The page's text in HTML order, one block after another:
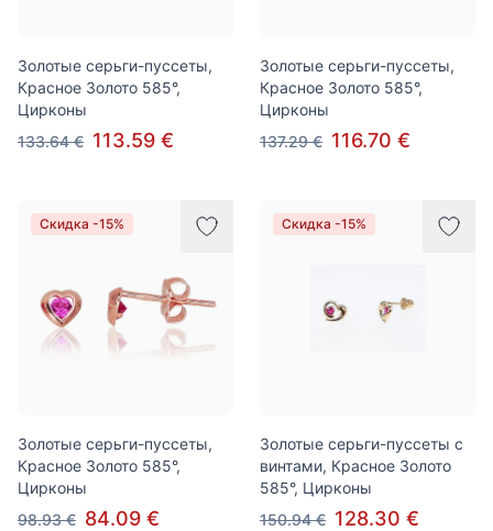
Золотые серьги-пуссеты,
Красное Золото 585°,
Цирконы
133.64 € 113.59 €
Золотые серьги-пуссеты,
Красное Золото 585°,
Цирконы
137.29 € 116.70 €
Скидка -15%
Золотые серьги-пуссеты,
Красное Золото 585°,
Цирконы
98.93 € 84.09 €
Скидка -15%
Золотые серьги-пуссеты с
винтами, Красное Золото
585°, Цирконы
150.94 € 128.30 €